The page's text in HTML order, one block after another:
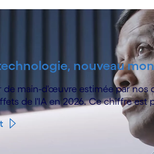
nouveau
de main-d'œuvre estimée par nos
de l'IA en 2026. Ce chiffre est